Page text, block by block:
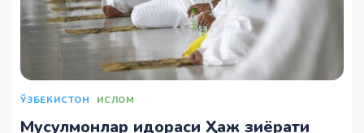
ЎЗБЕКИСТОН ИСЛОМ
Мусулмонлар идораси Ҳаж зиёрати